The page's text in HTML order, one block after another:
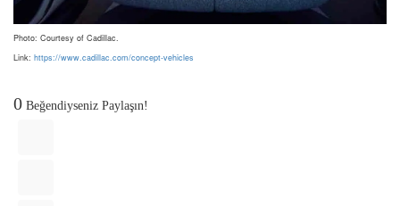
Photo: Courtesy of Cadillac.
Link: https://www.cadillac.com/concept-vehicles
0 Beğendiyseniz Paylaşın!